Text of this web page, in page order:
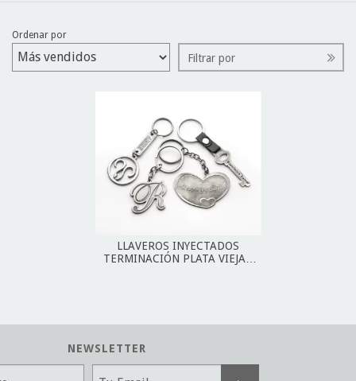
Ordenar por
Filtrar por
LLAVEROS INYECTADOS
TERMINACIÓN PLATA VIEJA /
NEWSLETTER